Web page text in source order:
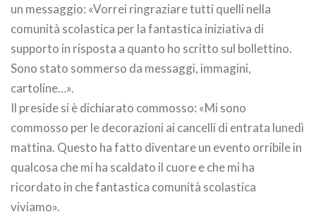
un messaggio: «Vorrei ringraziare tutti quelli nella
comunità scolastica per la fantastica iniziativa di
supporto in risposta a quanto ho scritto sul bollettino.
Sono stato sommerso da messaggi, immagini,
cartoline…».
Il preside si è dichiarato commosso: «Mi sono
commosso per le decorazioni ai cancelli di entrata lunedì
mattina. Questo ha fatto diventare un evento orribile in
qualcosa che mi ha scaldato il cuore e che mi ha
ricordato in che fantastica comunità scolastica
viviamo».